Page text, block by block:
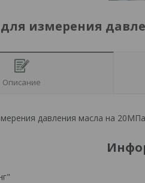
измерения
Описание
давления масла на